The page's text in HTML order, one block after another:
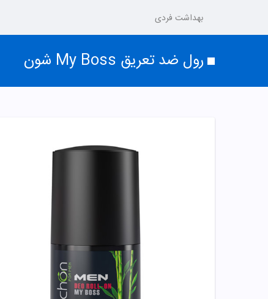
بهداشت فردی
رول ضد تعریق My Boss شون